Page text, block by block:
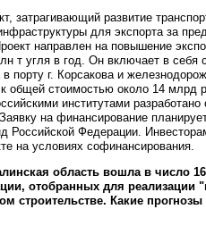
затрагивающий развитие
для экспорта за
направлен на повышение
т угля в год. Он включает в себя
в порту г. Корсакова и
общей стоимостью около 14 млрд
институтами разработано
на финансирование
Российской Федерации.
на условиях софинансирования.
область вошла в число
отобранных для реализации
строительстве. Какие прогнозы